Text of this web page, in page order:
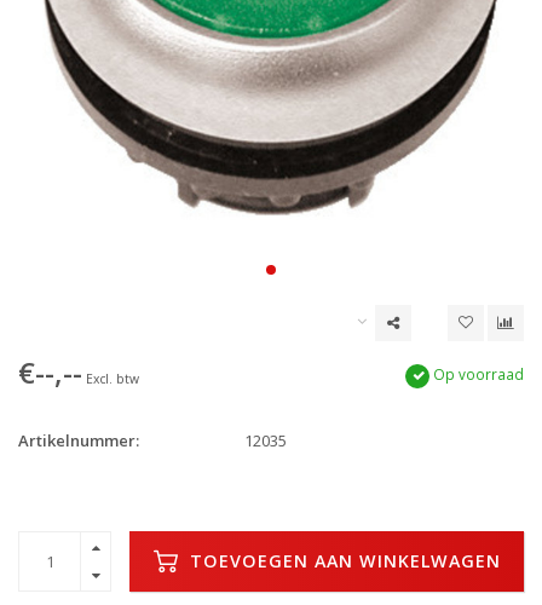
€--,-- Excl. btw Op voorraad
Artikelnummer: 12035
TOEVOEGEN AAN WINKELWAGEN